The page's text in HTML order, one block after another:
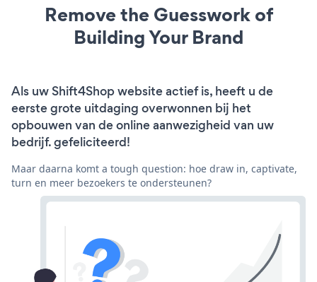
Remove the Guesswork of
Building Your Brand
Als uw Shift4Shop website actief is, heeft u de
eerste grote uitdaging overwonnen bij het
opbouwen van de online aanwezigheid van uw
bedrijf. gefeliciteerd!
Maar daarna komt a tough question: hoe draw in, captivate,
turn en meer bezoekers te ondersteunen?